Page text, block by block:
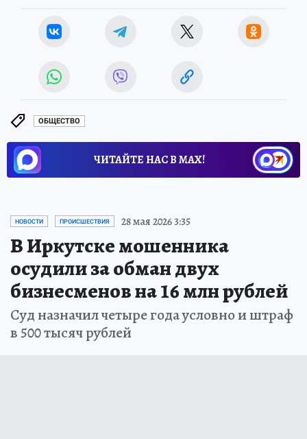
ОБЩЕСТВО
ЧИТАЙТЕ НАС В МАХ!
НОВОСТИ ПРОИСШЕСТВИЯ 28 мая 2026 3:35
В Иркутске мошенника
осудили за обман двух
бизнесменов на 16 млн рублей
Суд назначил четыре года условно и штраф
в 500 тысяч рублей